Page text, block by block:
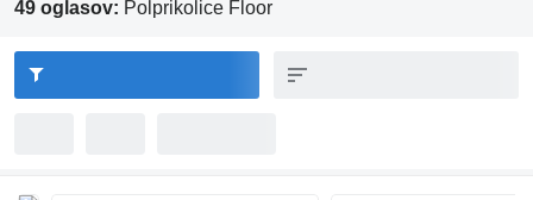
49 oglasov: Polprikolice Floor